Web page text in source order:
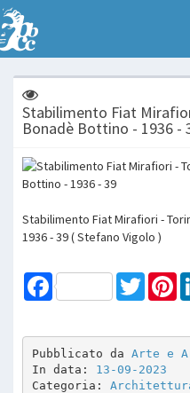
Stabilimento Fiat
Bonadè Bottino - 1936 -
Stabilimento Fiat Mirafiori -
1936 - 39 ( Stefano Vigolo )
Facebook Twitter
Pubblicato da Arte e
In data: 13-09-2023
Categoria: